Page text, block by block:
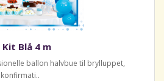
Kit Blå 4 m
ballon halvbue til brylluppet,